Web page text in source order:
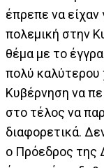
έπρεπε να
πολεμική στην
θέμα με το
πολύ καλύτερου
Κυβέρνηση να
στο τέλος να
διαφορετικά.
ο Πρόεδρος της